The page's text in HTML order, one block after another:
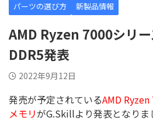
パーツの選び方
新製品情報
AMD Ryzen 7000シリ
DDR5発表
2022年9月12日
発売が予定されているAMD
メモリがG.Skillより発表となりま